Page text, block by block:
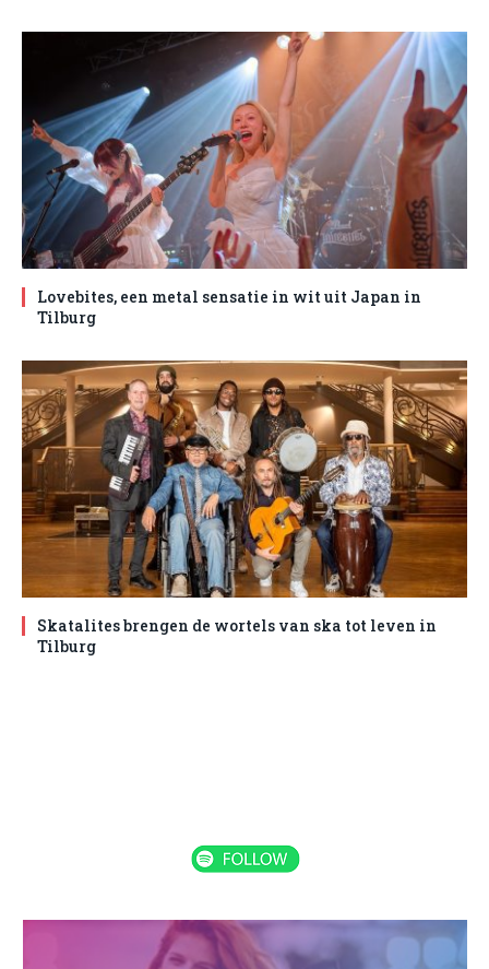
Lovebites, een metal sensatie in wit uit Japan in
Tilburg
Skatalites brengen de wortels van ska tot leven in
Tilburg